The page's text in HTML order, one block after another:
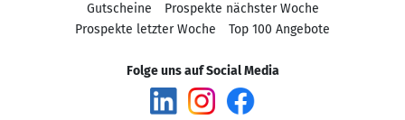
Gutscheine
Prospekte nächster Woche
Prospekte letzter Woche
Top 100 Angebote
Folge uns auf Social Media